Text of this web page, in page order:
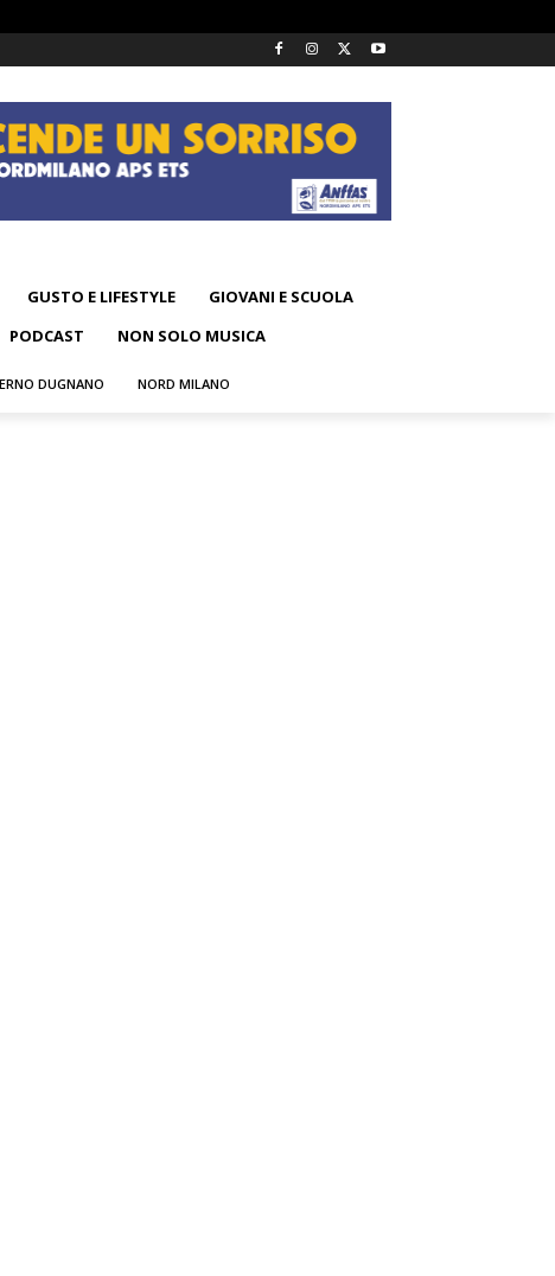
GUSTO E LIFESTYLE
GIOVANI E SCUOLA
PODCAST NON SOLO MUSICA
DUGNANO NORD MILANO